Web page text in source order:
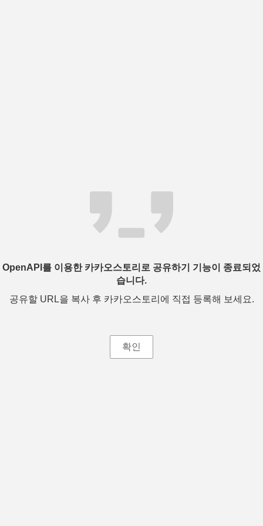
OpenAPI를 이용한 카카오스토리로 공유하기 기능이 종료되었
습니다.
공유할 URL을 복사 후 카카오스토리에 직접 등록해 보세요.
확인